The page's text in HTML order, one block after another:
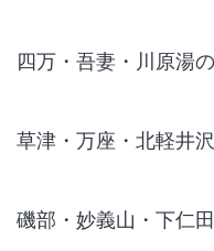
四万・吾妻・川原湯
草津・万座・北軽井
磯部・妙義山・下仁